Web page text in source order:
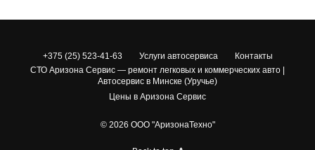
+375 (25) 523-41-63 Услуги автосервиса
Контакты
СТО Аризона Сервис — ремонт легковых и коммерческих авто |
Автосервис в Минске (Уручье)
Цены в Аризона Сервис
© 2026 ООО "АризонаТехно"